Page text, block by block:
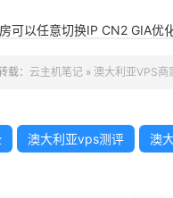
可以任意切换IP CN2 GIA优
载： 云主机笔记» 澳大利亚VPS
澳大利亚vps测评 澳